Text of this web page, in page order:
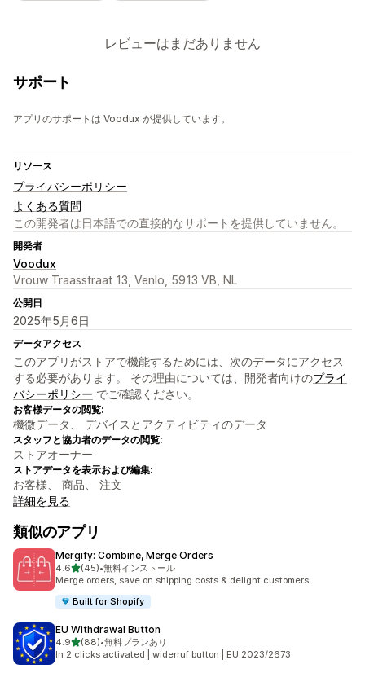
レビューはまだありません
サポート
アプリのサポートは Voodux が提供しています。
リソース
プライバシーポリシー
よくある質問
この開発者は日本語での直接的なサポートを提供していません。
開発者
Voodux
Vrouw Traasstraat 13, Venlo, 5913 VB, NL
公開日
2025年5月6日
データアクセス
このアプリがストアで機能するためには、次のデータにアクセス
する必要があります。 その理由については、開発者向けのプライ
バシーポリシー でご確認ください。
お客様データの閲覧:
機微データ、 デバイスとアクティビティのデータ
スタッフと協力者のデータの閲覧:
ストアオーナー
ストアデータを表示および編集:
お客様、 商品、 注文
詳細を見る
類似のアプリ
Mergify: Combine, Merge Orders
4.65つ星中
(45)
合計レビュー数：45件
•無料インストール
Merge orders, save on shipping costs & delight customers
Built for Shopify
EU Withdrawal Button
4.95つ星中
(88)
合計レビュー数：88件
•無料プランあり
In 2 clicks activated | widerruf button | EU 2023/2673